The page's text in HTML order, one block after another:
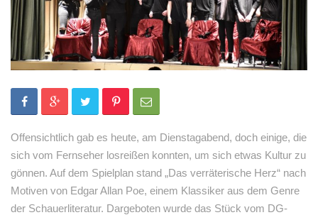
Offensichtlich gab es heute, am Dienstagabend, doch einige, die
sich vom Fernseher losreißen konnten, um sich etwas Kultur zu
gönnen. Auf dem Spielplan stand „Das verräterische Herz“ nach
Motiven von Edgar Allan Poe, einem Klassiker aus dem Genre
der Schauerliteratur. Dargeboten wurde das Stück vom DG-